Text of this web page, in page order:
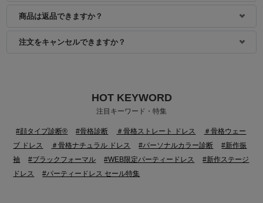
身長：152cm
商品は返品できますか？
注文をキャンセルできますか？
HOT KEYWORD
注目キーワード・特集
#顔タイプ診断® #骨格診断 ＃骨格ストレート ドレス
＃骨格ウェー
ブ ドレス
＃骨格ナチュラル ドレス #パーソナルカラー診断
#新作振
袖
#ブラックフォーマル #WEB限定パーティードレス
#新作ステージ
ドレス
#パーティードレス セール特集